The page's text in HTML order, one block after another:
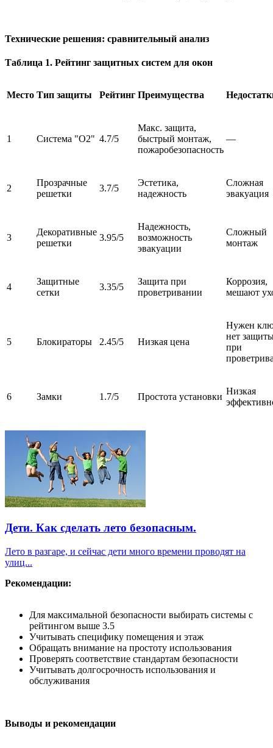
Технические решения: сравнительный анализ
Таблица 1. Рейтинг защитных систем для окон
Место Тип защиты Рейтинг Преимущества
1 Система "О2" 4.7/5
Макс. защита,
быстрый монтаж,
пожаробезопасность
—
2
Прозрачные
решетки
3.7/5
Эстетика,
надежность
Сложная
эвакуация
3
Декоративные
решетки
3.95/5
Надежность,
возможность
эвакуации
Сложный
монтаж
4
Защитные
сетки
3.35/5
Защита при
проветривании
Коррозия,
мешают
5 Блокираторы 2.45/5 Низкая цена
Нужен
нет
при
6 Замки 1.7/5 Простота установки
Низкая
Дети. Как сделать лето безопасным.
Лето в разгаре, и сейчас дети много времени проводят на
улиц...
Рекомендации:
Для максимальной безопасности выбирать системы с
рейтингом выше 3.5
Учитывать специфику помещения и этаж
Обращать внимание на простоту использования
Проверять соответствие стандартам безопасности
Учитывать долгосрочность использования и
обслуживания
Выводы и рекомендации